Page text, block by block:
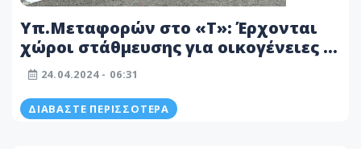
Υπ.Μεταφορών στο «T»: Έρχονται
χώροι στάθμευσης για οικογένειες -
Σε ποια μέρη θα υλοποιηθεί
24.04.2024 - 06:31
ΔΙΑΒΆΣΤΕ ΠΕΡΙΣΣΌΤΕΡΑ